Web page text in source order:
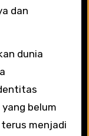
dan
dunia
belum
menjadi